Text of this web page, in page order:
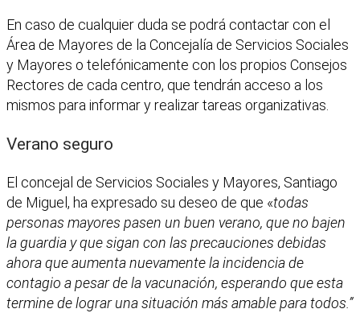
En caso de cualquier duda se podrá contactar con el
Área de Mayores de la Concejalía de Servicios Sociales
y Mayores o telefónicamente con los propios Consejos
Rectores de cada centro, que tendrán acceso a los
mismos para informar y realizar tareas organizativas.
Verano seguro
El concejal de Servicios Sociales y Mayores, Santiago
de Miguel, ha expresado su deseo de que «todas
personas mayores pasen un buen verano, que no bajen
la guardia y que sigan con las precauciones debidas
ahora que aumenta nuevamente la incidencia de
contagio a pesar de la vacunación, esperando que esta
termine de lograr una situación más amable para todos.”